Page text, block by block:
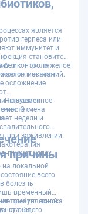
является
герпеса или
иммунитет и
становится
— это тяжелое
показаний.
без контроля
местная
осложнение
Но временное
Отмена
нарушает
с
недели и
при заживлении.
успех.
причины
локальной
всего
болезнь
временный
требует поиска
станет
общего